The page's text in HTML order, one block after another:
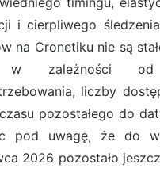
i cierpliwego
na Cronetiku nie są
zależności od
liczby
pozostałego do
pod uwagę, że do
2026 pozostało